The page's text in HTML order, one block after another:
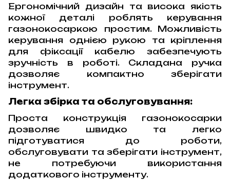
Ергономічний дизайн та висока якість
кожної деталі роблять керування
газонокосаркою простим. Можливість
керування однією рукою та кріплення
для фіксації кабелю забезпечують
зручність в роботі. Складана ручка
дозволяє компактно зберігати
інструмент.
Легка збірка та обслуговування:
Проста конструкція газонокосарки
дозволяє швидко та легко
підготуватися до роботи,
обслуговувати та зберігати інструмент,
не потребуючи використання
додаткового інструменту.